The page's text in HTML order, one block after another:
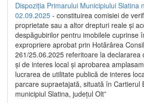
Dispoziția Primarului Municipiului Slatina
02.09.2025 - constituirea comisiei de
proprietate sau a altor drepturi reale și
despăgubirilor pentru imobilele cuprinse
expropriere aprobat prin Hotărârea
261/25.06.2025 referitoare la declararea
și de interes local și aprobarea
lucrarea de utilitate publică de interes
parcare supraetajată, situată în Cartierul
municipiul Slatina, județul Olt”